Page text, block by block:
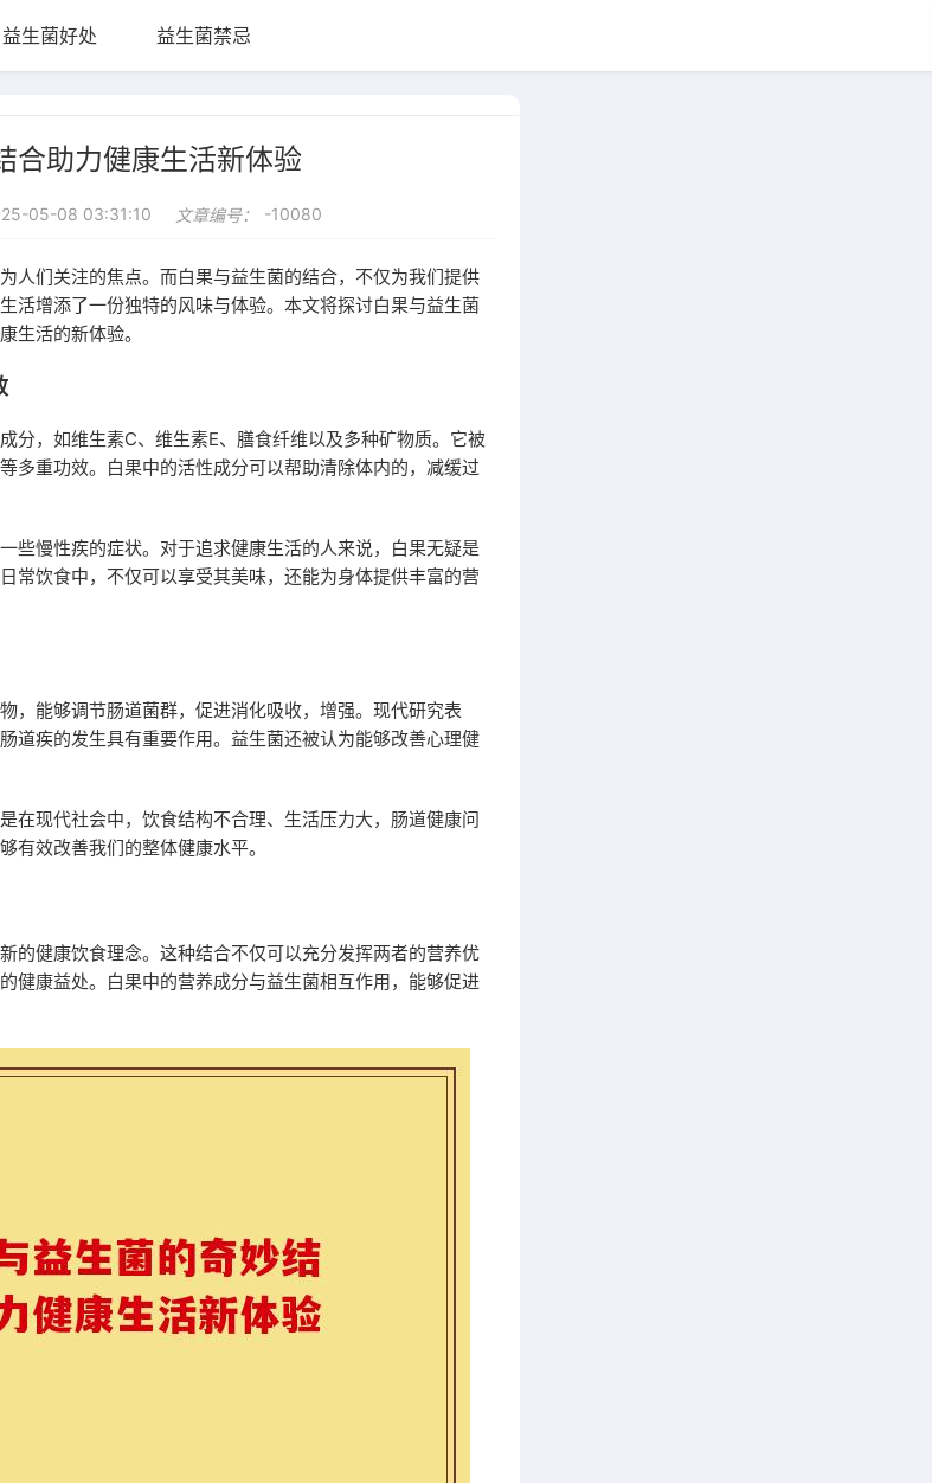
益生菌好处 益生菌禁忌
合助力健康生活新体验
05-08 03:31:10 文章编号： -10080
人们关注的焦点。而白果与益生菌的结合，不仅为我们提供
活增添了一份独特的风味与体验。本文将探讨白果与益生菌
生活的新体验。
分，如维生素C、维生素E、膳食纤维以及多种矿物质。它被
多重功效。白果中的活性成分可以帮助清除体内的，减缓过
些慢性疾的症状。对于追求健康生活的人来说，白果无疑是
常饮食中，不仅可以享受其美味，还能为身体提供丰富的营
，能够调节肠道菌群，促进消化吸收，增强。现代研究表
道疾的发生具有重要作用。益生菌还被认为能够改善心理健
在现代社会中，饮食结构不合理、生活压力大，肠道健康问
有效改善我们的整体健康水平。
的健康饮食理念。这种结合不仅可以充分发挥两者的营养优
健康益处。白果中的营养成分与益生菌相互作用，能够促进